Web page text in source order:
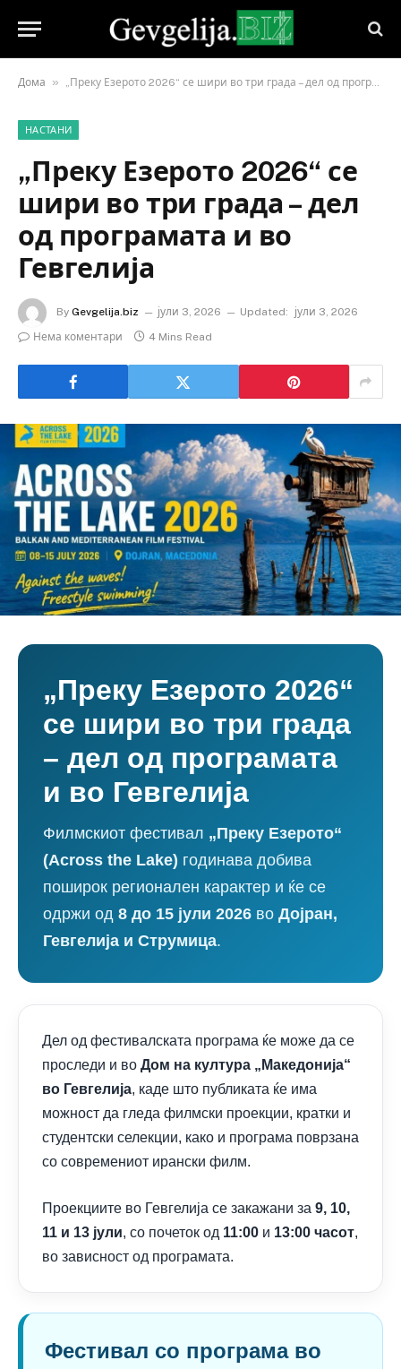
Дома » „Преку Езерото 2026“ се шири во три града – дел од програмата и во Гевгелија
НАСТАНИ
„Преку Езерото 2026“ се
шири во три града – дел
од програмата и во
Гевгелија
By Gevgelija.biz јули 3, 2026 Updated:
јули 3, 2026
Нема коментари
4 Mins Read
„Преку Езерото 2026“
се шири во три града
– дел од програмата
и во Гевгелија
Филмскиот фестивал „Преку Езерото“
(Across the Lake) годинава добива
поширок регионален карактер и ќе се
одржи од 8 до 15 јули 2026 во Дојран,
Гевгелија и Струмица.
Дел од фестивалската програма ќе може да се
проследи и во Дом на култура „Македонија“
во Гевгелија, каде што публиката ќе има
можност да гледа филмски проекции, кратки и
студентски селекции, како и програма поврзана
со современиот ирански филм.
Проекциите во Гевгелија се закажани за 9, 10,
11 и 13 јули, со почеток од 11:00 и 13:00 часот,
во зависност од програмата.
Фестивал со програма во